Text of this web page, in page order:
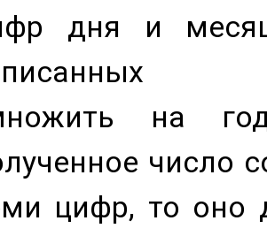
дня и
на
число
цифр, то оно